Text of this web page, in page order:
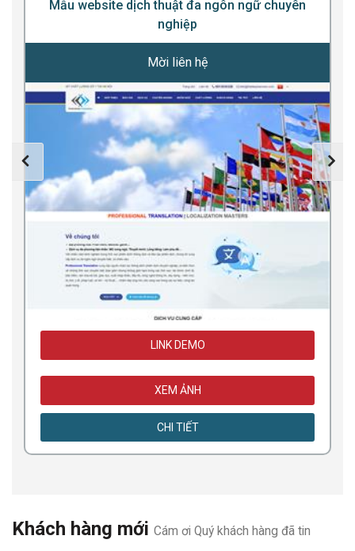
Mẫu website dịch thuật đa ngôn ngữ chuyên
nghiệp
Mời liên hệ
LINK DEMO
XEM ẢNH
CHI TIẾT
Khách hàng mới Cám ơi Quý khách hàng đã tin